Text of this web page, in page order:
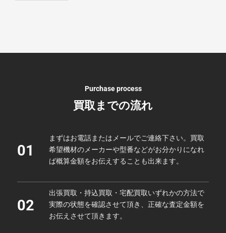
Purchase process
買取までの流れ
01
まずはお電話またはメールでご連絡下さい。買取
希望機材のメーカーや型番などがお分かりになれ
ば概算金額をお伝えすることも出来ます。
02
出張買取・持込買取・宅配買取いずれかの方法で
実際の状態を確認させて頂き、正確な査定金額を
お伝えさせて頂きます。